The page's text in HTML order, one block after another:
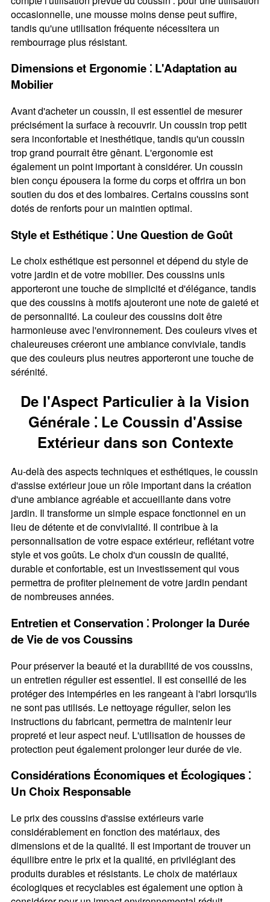
occasionnelle, une mousse moins dense peut suffire,
tandis qu'une utilisation fréquente nécessitera un
rembourrage plus résistant.
Dimensions et Ergonomie ⁚ L'Adaptation au
Mobilier
Avant d'acheter un coussin, il est essentiel de mesurer
précisément la surface à recouvrir. Un coussin trop petit
sera inconfortable et inesthétique, tandis qu'un coussin
trop grand pourrait être gênant. L'ergonomie est
également un point important à considérer. Un coussin
bien conçu épousera la forme du corps et offrira un bon
soutien du dos et des lombaires. Certains coussins sont
dotés de renforts pour un maintien optimal.
Style et Esthétique ⁚ Une Question de Goût
Le choix esthétique est personnel et dépend du style de
votre jardin et de votre mobilier. Des coussins unis
apporteront une touche de simplicité et d'élégance, tandis
que des coussins à motifs ajouteront une note de gaieté et
de personnalité. La couleur des coussins doit être
harmonieuse avec l'environnement. Des couleurs vives et
chaleureuses créeront une ambiance conviviale, tandis
que des couleurs plus neutres apporteront une touche de
sérénité.
De l'Aspect Particulier à la Vision
Générale ⁚ Le Coussin d'Assise
Extérieur dans son Contexte
Au-delà des aspects techniques et esthétiques, le coussin
d'assise extérieur joue un rôle important dans la création
d'une ambiance agréable et accueillante dans votre
jardin. Il transforme un simple espace fonctionnel en un
lieu de détente et de convivialité. Il contribue à la
personnalisation de votre espace extérieur, reflétant votre
style et vos goûts. Le choix d'un coussin de qualité,
durable et confortable, est un investissement qui vous
permettra de profiter pleinement de votre jardin pendant
de nombreuses années.
Entretien et Conservation ⁚ Prolonger la Durée
de Vie de vos Coussins
Pour préserver la beauté et la durabilité de vos coussins,
un entretien régulier est essentiel. Il est conseillé de les
protéger des intempéries en les rangeant à l'abri lorsqu'ils
ne sont pas utilisés. Le nettoyage régulier, selon les
instructions du fabricant, permettra de maintenir leur
propreté et leur aspect neuf. L'utilisation de housses de
protection peut également prolonger leur durée de vie.
Considérations Économiques et Écologiques ⁚
Un Choix Responsable
Le prix des coussins d'assise extérieurs varie
considérablement en fonction des matériaux, des
dimensions et de la qualité. Il est important de trouver un
équilibre entre le prix et la qualité, en privilégiant des
produits durables et résistants. Le choix de matériaux
écologiques et recyclables est également une option à